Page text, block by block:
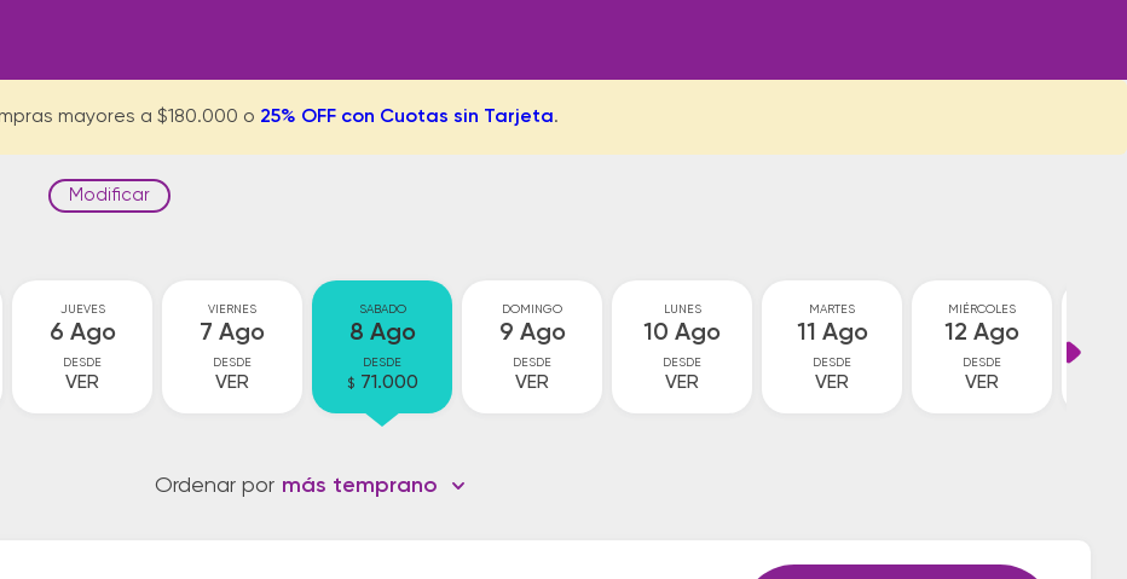
mayores a $180.000 o 25% OFF con Cuotas sin Tarjeta.
Modificar
JUEVES
6 Ago
DESDE
VER
VIERNES
7 Ago
DESDE
VER
SABADO
8 Ago
DESDE
$ 71.000
DOMINGO
9 Ago
DESDE
VER
LUNES
10 Ago
DESDE
VER
MARTES
11 Ago
DESDE
VER
MIÉRCOLES
12 Ago
DESDE
VER
Ordenar por más temprano